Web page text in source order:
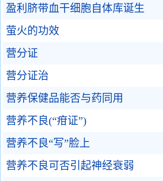
盈利脐带血干细胞自体库诞生
萤火的功效
营分证
营分证治
营养保健品能否与药同用
营养不良(“疳证”)
营养不良“写”脸上
营养不良可否引起神经衰弱